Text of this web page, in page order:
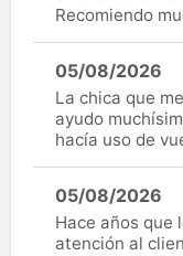
Recomiendo
05/08/2026
La chica que
ayudo
hacía uso de
05/08/2026
Hace años que
atención al